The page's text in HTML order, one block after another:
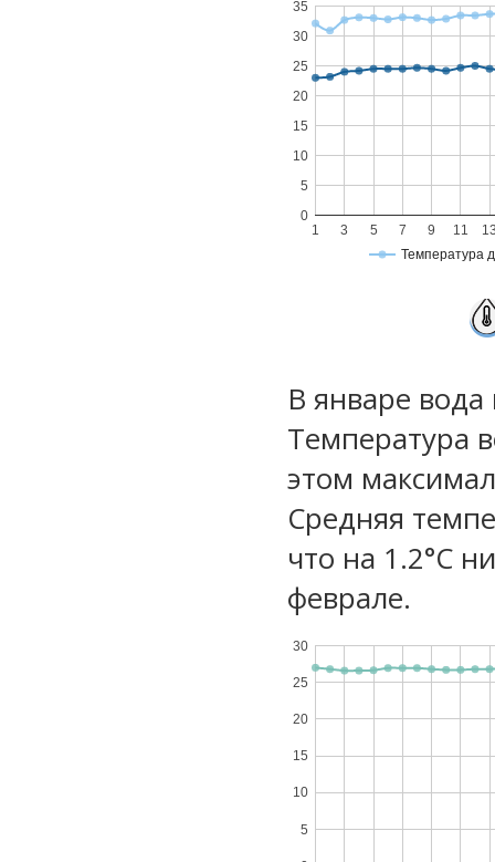
Температура
1 3 5 7 9 11
0
5
10
15
20
25
30
35
В январе
Температура
этом
Средняя
что на 1.2°C
феврале.
5
10
15
20
25
30